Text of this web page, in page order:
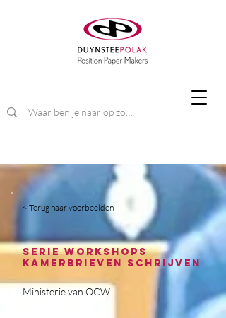
< Terug naar voorbeelden
Serie workshops
Kamerbrieven Schrijven
Ministerie van OCW